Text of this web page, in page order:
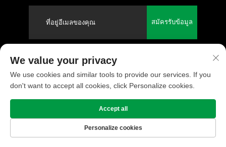
สมัครรับข้อมูล
ฉบับ
นโยบายความเป็นส่วนตัว
หน้าแรก สินค้า เกี่ยวกับ ติดต่อ
We value your privacy
We use cookies and similar tools to provide our services. If you
don't want to accept all cookies, click Personalize cookies.
Personalize cookies
Accept all